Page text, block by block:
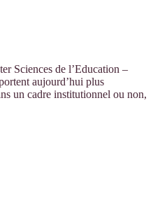
Sciences de l’Education –
aujourd’hui plus
un cadre institutionnel ou non,